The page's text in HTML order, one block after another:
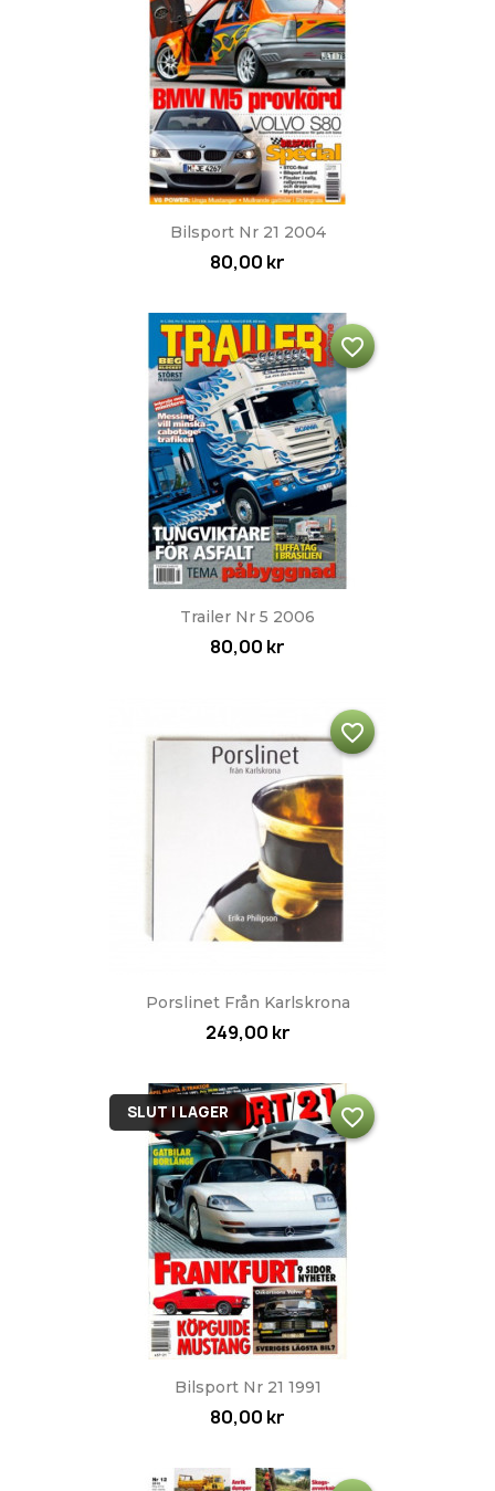
Bilsport Nr 21 2004
80,00 kr
Trailer Nr 5 2006
80,00 kr
favorite_border
Porslinet Från Karlskrona
249,00 kr
favorite_border
Bilsport Nr 21 1991
80,00 kr
SLUT I LAGER favorite_border